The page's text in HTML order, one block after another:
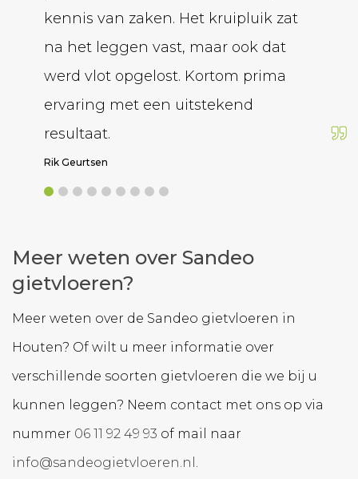
kennis van zaken. Het kruipluik zat
na het leggen vast, maar ook dat
werd vlot opgelost. Kortom prima
ervaring met een uitstekend
resultaat.
Rik Geurtsen
Meer weten over Sandeo
gietvloeren?
Meer weten over de Sandeo gietvloeren in
Houten? Of wilt u meer informatie over
verschillende soorten gietvloeren die we bij u
kunnen leggen? Neem contact met ons op via
nummer 06 11 92 49 93 of mail naar
info@sandeogietvloeren.nl .